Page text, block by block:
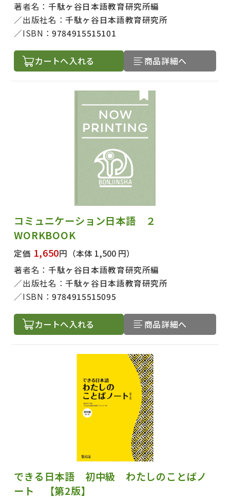
著者名： 千駄ヶ谷日本語教育研究所編
出版社名：千駄ヶ谷日本語教育研究所
ISBN：9784915515101
カートへ入れる 商品詳細へ
コミュニケーション日本語 ２
WORKBOOK
定価 1,650円 （本体 1,500 円）
著者名： 千駄ヶ谷日本語教育研究所編
出版社名：千駄ヶ谷日本語教育研究所
ISBN：9784915515095
カートへ入れる 商品詳細へ
できる日本語 初中級 わたしのことばノ
ート 【第2版】